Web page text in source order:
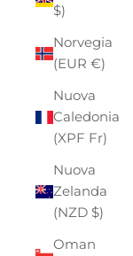
$)
Norvegia
(EUR €)
Nuova
Caledonia
(XPF Fr)
Nuova
Zelanda
(NZD $)
Oman